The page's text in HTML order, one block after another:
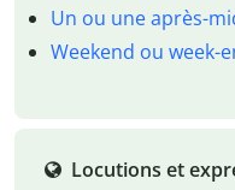
Un ou une après-
Weekend ou week-
Locutions et